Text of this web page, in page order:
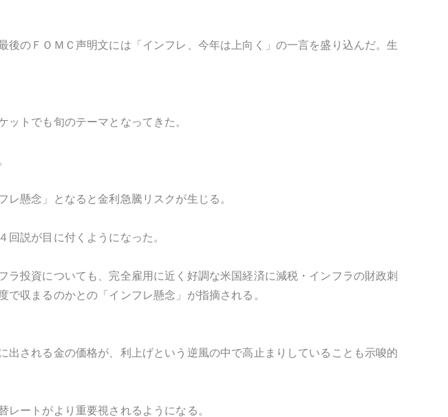
後のＦＯＭＣ声明文には「インフレ、今年は上向く」の一言を盛り込んだ。生
トでも旬のテーマとなってきた。
懸念」となると金利急騰リスクが生じる。
説が目に付くようになった。
ラ投資についても、完全雇用に近く好調な米国経済に減税・インフラの財政刺
収まるのかとの「インフレ懸念」が指摘される。
出される金の価格が、利上げという逆風の中で高止まりしていることも示唆的
ートがより重要視されるようになる。